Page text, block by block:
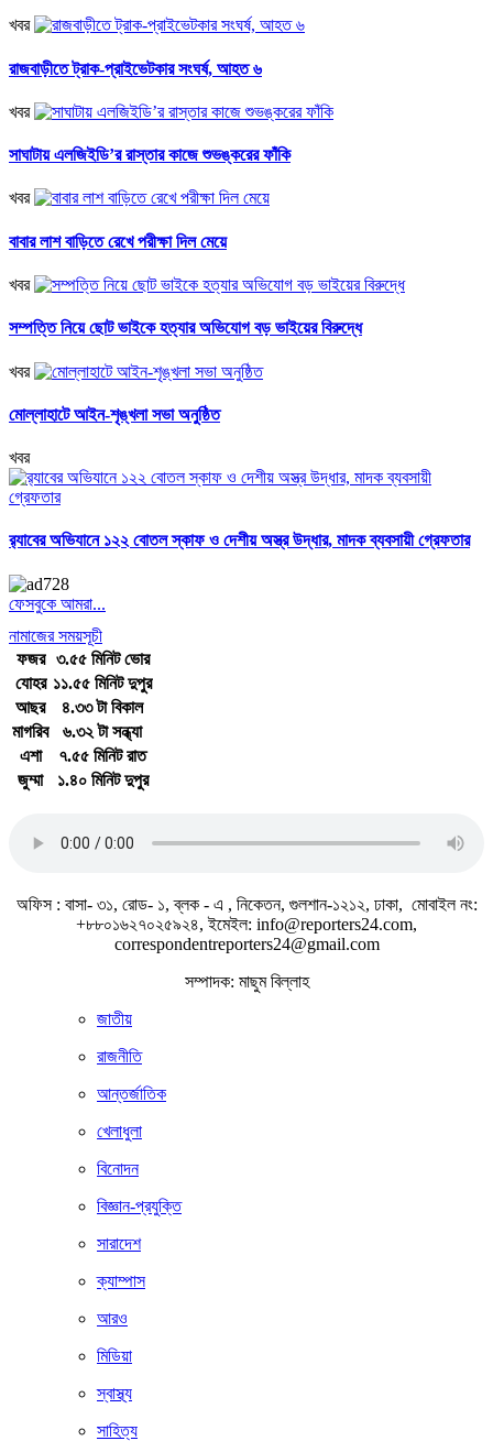
খবর
রাজবাড়ীতে ট্রাক-প্রাইভেটকার সংঘর্ষ, আহত ৬
খবর
সাঘাটায় এলজিইডি’র রাস্তার কাজে শুভঙ্করের ফাঁকি
খবর
বাবার লাশ বাড়িতে রেখে পরীক্ষা দিল মেয়ে
খবর
সম্পত্তি নিয়ে ছোট ভাইকে হত্যার অভিযোগ বড় ভাইয়ের বিরুদ্ধে
খবর
মোল্লাহাটে আইন-শৃঙ্খলা সভা অনুষ্ঠিত
খবর
র‍্যাবের অভিযানে ১২২ বোতল স্কাফ ও দেশীয় অস্ত্র উদ্ধার, মাদক ব্যবসায়ী গ্রেফতার
ফেসবুকে আমরা...
নামাজের সময়সূচী
ফজর
৩.৫৫ মিনিট ভোর
যোহর ১১.৫৫ মিনিট দুপুর
আছর
৪.৩৩ টা বিকাল
মাগরিব
৬.৩২ টা সন্ধ্যা
এশা
৭.৫৫ মিনিট রাত
জুম্মা
১.৪০ মিনিট দুপুর
অফিস : বাসা- ৩১, রোড- ১, ব্লক - এ , নিকেতন, গুলশান-১২১২, ঢাকা, মোবাইল নং:
+৮৮০১৬২৭০২৫৯২৪, ইমেইল: info@reporters24.com,
correspondentreporters24@gmail.com
সম্পাদক: মাছুম বিল্লাহ
জাতীয়
রাজনীতি
আন্তর্জাতিক
খেলাধুলা
বিনোদন
বিজ্ঞান-প্রযুক্তি
সারাদেশ
ক্যাম্পাস
আরও
মিডিয়া
স্বাস্থ্য
সাহিত্য